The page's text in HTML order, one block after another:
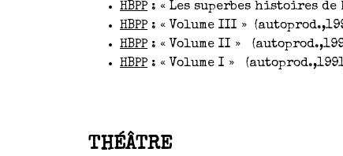
HBPP : « Les superbes histoires
HBPP : « Volume III »
HBPP : « Volume II »
HBPP : « Volume I »
THÉÂTRE